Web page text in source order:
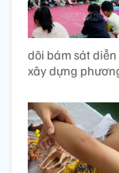
dõi bám sát
xây dựng